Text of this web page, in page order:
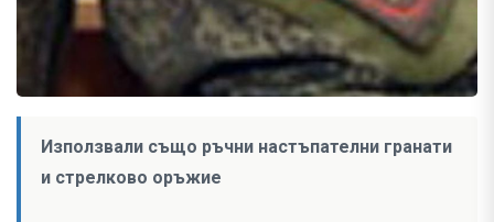
Използвали също ръчни настъпателни гранати
и стрелково оръжие